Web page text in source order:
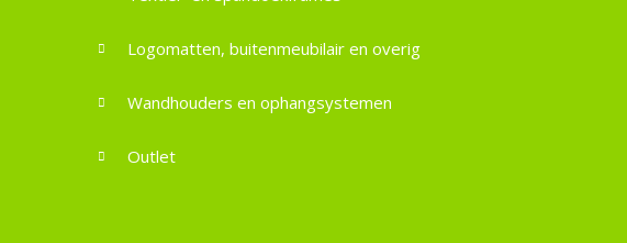
Logomatten, buitenmeubilair en overig
Wandhouders en ophangsystemen
Outlet